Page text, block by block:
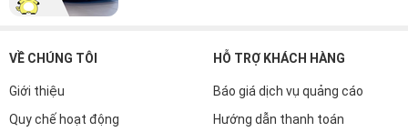
VỀ CHÚNG TÔI
Giới thiệu
Quy chế hoạt động
HỖ TRỢ KHÁCH HÀNG
Báo giá dịch vụ quảng cáo
Hướng dẫn thanh toán